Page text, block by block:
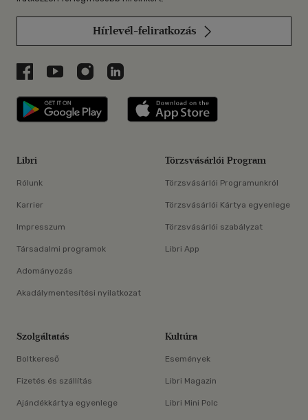
Hírlevél-feliratkozás
Libri a Facebookon
Libri a Youtube-on
Libri az Instagramon
Libri a LinkedInen
Libri applikáció Szerezd meg: Google
Libri
Rólunk
Karrier
Impresszum
Társadalmi programok
Adományozás
Akadálymentesítési nyilatkozat
Törzsvásárlói Program
Törzsvásárlói Programunkról
Törzsvásárlói Kártya egyenlege
Törzsvásárlói szabályzat
Libri App
Szolgáltatás
Boltkereső
Fizetés és szállítás
Ajándékkártya egyenlege
Kultúra
Események
Libri Magazin
Libri Mini Polc